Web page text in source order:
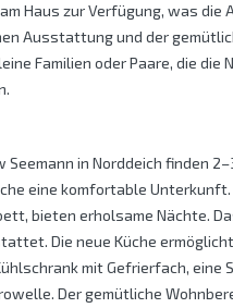
Haus zur Verfügung, was
Ausstattung und der
Familien oder Paare, die
Seemann in Norddeich finden
eine komfortable
bieten erholsame Nächte.
Die neue Küche
mit Gefrierfach,
Der gemütliche